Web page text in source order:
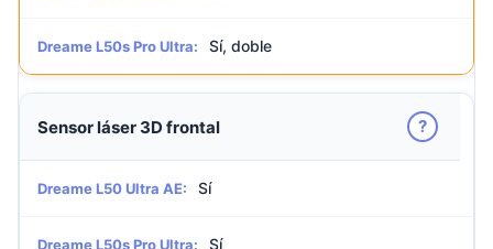
Dreame L50s Pro Ultra: Sí, doble
Sensor láser 3D frontal ?
Dreame L50 Ultra AE: Sí
Dreame L50s Pro Ultra: Sí